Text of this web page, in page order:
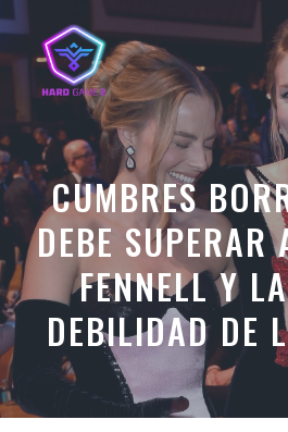
Saltar
contenido
CUMBRES
DEBE SUPERAR
FENNELL Y
DEBILIDAD DE